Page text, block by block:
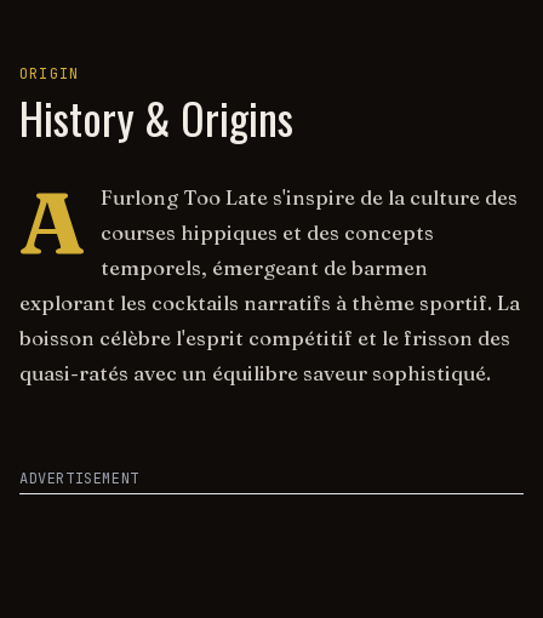
ORIGIN
History & Origins
A
Furlong Too Late s'inspire de la culture des
courses hippiques et des concepts
temporels, émergeant de barmen
explorant les cocktails narratifs à thème sportif. La
boisson célèbre l'esprit compétitif et le frisson des
quasi-ratés avec un équilibre saveur sophistiqué.
ADVERTISEMENT